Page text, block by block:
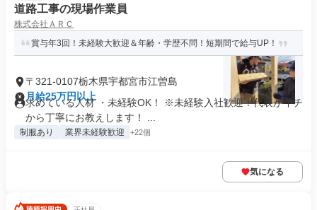
道路工事の現場作業員
株式会社ＡＲＣ
賞与年3回！未経験大歓迎＆年齢・学歴不問！短期間で給与UP！
〒321-0107栃木県宇都宮市江曽島
月給25万円以上
求めている人材 ・未経験OK！ ※未経験入社歓迎！代表がイチ
から丁寧にお教えします！ ...
制服あり 業界未経験歓迎 +22個
気になる